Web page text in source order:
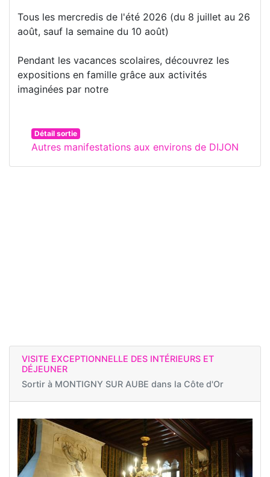
Tous les mercredis de l'été 2026 (du 8 juillet au 26
août, sauf la semaine du 10 août)
Pendant les vacances scolaires, découvrez les
expositions en famille grâce aux activités
imaginées par notre
Détail sortie
Autres manifestations aux environs de DIJON
VISITE EXCEPTIONNELLE DES INTÉRIEURS ET
DÉJEUNER
Sortir à MONTIGNY SUR AUBE dans la Côte d'Or